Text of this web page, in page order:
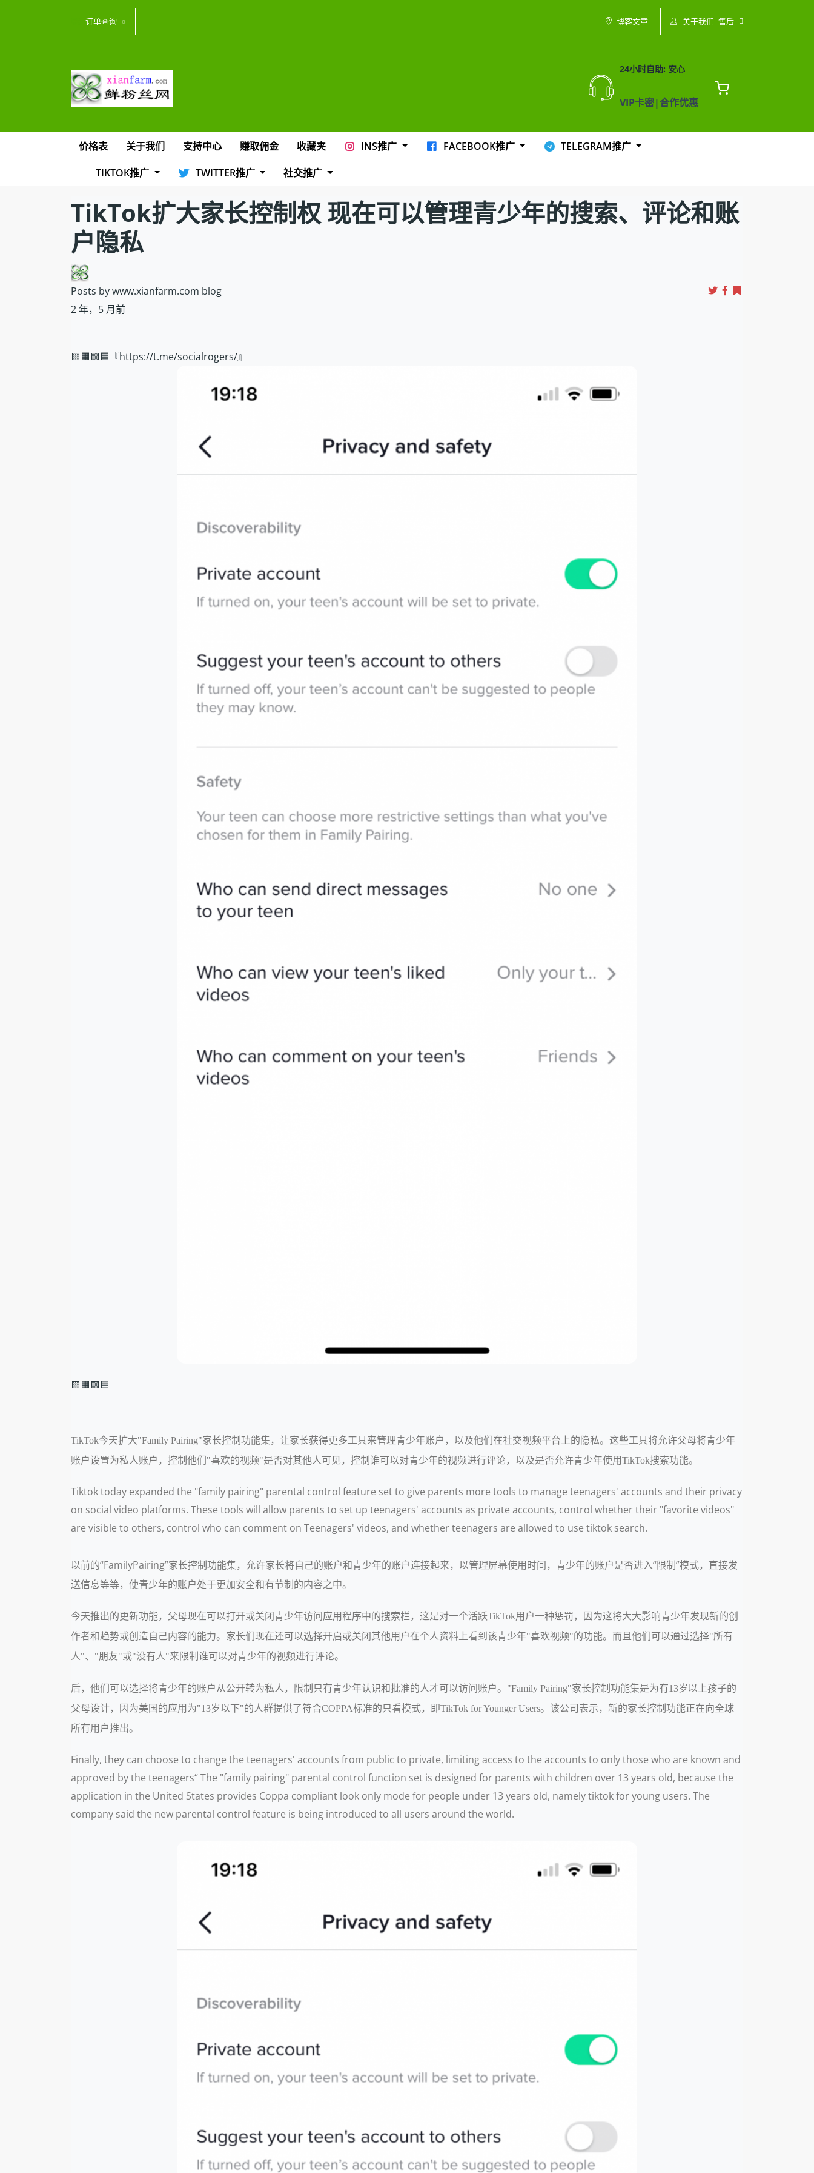
订单查询 博客文章 关于我们|售后
24小时自助: 安心
VIP卡密|合作优惠
价格表 关于我们 支持中心 赚取佣金 收藏夹 INS推广 FACEBOOK推广
TELEGRAM推广
TIKTOK推广
TWITTER推广 社交推广
TikTok扩大家长控制权 现在可以管理青少年的搜索、评论和账
户隐私
Posts by www.xianfarm.com blog
2 年，5 月前
🟨🟧🟩🟦『https://t.me/socialrogers/』
🟨🟧🟩🟦
TikTok今天扩大"Family Pairing"家长控制功能集，让家长获得更多工具来管理青少年账户，以及他们在社交视频平台上的隐私。这些工具将允许父母将青少年
账户设置为私人账户，控制他们"喜欢的视频"是否对其他人可见，控制谁可以对青少年的视频进行评论，以及是否允许青少年使用TikTok搜索功能。
Tiktok today expanded the "family pairing" parental control feature set to give parents more tools to manage teenagers' accounts and their privacy
on social video platforms. These tools will allow parents to set up teenagers' accounts as private accounts, control whether their "favorite videos"
are visible to others, control who can comment on Teenagers' videos, and whether teenagers are allowed to use tiktok search.
以前的“FamilyPairing”家长控制功能集，允许家长将自己的账户和青少年的账户连接起来，以管理屏幕使用时间，青少年的账户是否进入“限制”模式，直接发
送信息等等，使青少年的账户处于更加安全和有节制的内容之中。
今天推出的更新功能，父母现在可以打开或关闭青少年访问应用程序中的搜索栏，这是对一个活跃TikTok用户一种惩罚，因为这将大大影响青少年发现新的创
作者和趋势或创造自己内容的能力。家长们现在还可以选择开启或关闭其他用户在个人资料上看到该青少年"喜欢视频"的功能。而且他们可以通过选择"所有
人"、"朋友"或"没有人"来限制谁可以对青少年的视频进行评论。
后，他们可以选择将青少年的账户从公开转为私人，限制只有青少年认识和批准的人才可以访问账户。"Family Pairing"家长控制功能集是为有13岁以上孩子的
父母设计，因为美国的应用为"13岁以下"的人群提供了符合COPPA标准的只看模式，即TikTok for Younger Users。该公司表示，新的家长控制功能正在向全球
所有用户推出。
Finally, they can choose to change the teenagers' accounts from public to private, limiting access to the accounts to only those who are known and
approved by the teenagers“ The "family pairing" parental control function set is designed for parents with children over 13 years old, because the
application in the United States provides Coppa compliant look only mode for people under 13 years old, namely tiktok for young users. The
company said the new parental control feature is being introduced to all users around the world.